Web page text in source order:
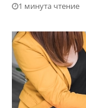
1 минута чтение